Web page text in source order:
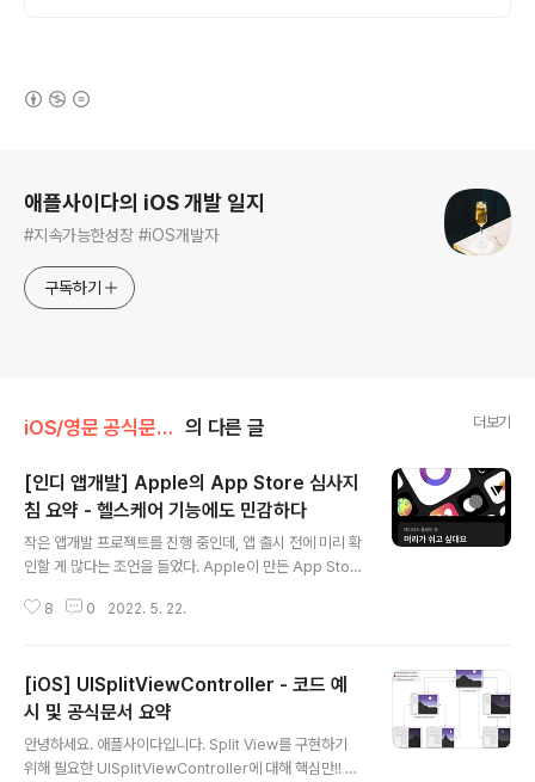
애플사이다의 iOS 개발 일지
#지속가능한성장 #iOS개발자
구독하기
iOS/영문 공식문서 뜯어보기-iOS 의 다른 글 더보기
[인디 앱개발] Apple의 App Store 심사지
침 요약 - 헬스케어 기능에도 민감하다
작은 앱개발 프로젝트를 진행 중인데, 앱 출시 전에 미리 확
인할 게 많다는 조언을 들었다. Apple이 만든 App Stor
하나이다. 와이어프레임 (화면설계서)을 작성하는 단계에
h 및 버그가 있는지 테스트하기 앱 정보와 메타데이터가 정
확한지 확인하기 앱 심사 팀이 연락할 경우를 대비하여 개
발자 연락처 업데이트하기 실제 시연 계정, 로그인 정보, 기
타 하드웨어 또는 앱 심사에 필요한 리소스 제공하기 백엔
8 0 2022. 5. 22.
[iOS] UISplitViewController - 코드 예
시 및 공식문서 요약
안녕하세요. 애플사이다입니다. Split View를 구현하기
위해 필요한 UISplitViewController에 대해 핵심만!! 정